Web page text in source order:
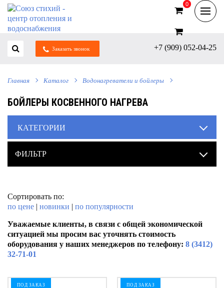
+7 (909) 052-04-25
Заказать звонок
0
0
Главная Каталог Водонагреватели и бойлеры
БОЙЛЕРЫ КОСВЕННОГО НАГРЕВА
КАТЕГОРИИ
ФИЛЬТР
Сортировать по:
по цене | новинки | по популярности
Уважаемые клиенты, в связи с общей экономической
ситуацией мы просим вас уточнять стоимость
оборудования у наших менеджеров по телефону: 8 (3412)
32-71-01
ПОД ЗАКАЗ ПОД ЗАКАЗ